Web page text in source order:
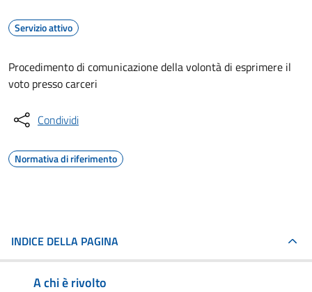
Servizio attivo
Procedimento di comunicazione della volontà di esprimere il
voto presso carceri
Condividi
Normativa di riferimento
INDICE DELLA PAGINA
A chi è rivolto